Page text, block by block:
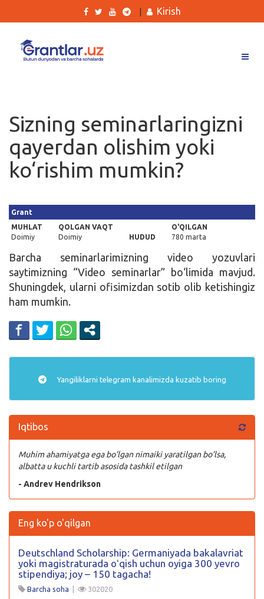
Ishlar
Kurslar
Blog
Qidirish
Kirish
Kirish
Sizning seminarlaringizni
qayerdan olishim yoki
ko‘rishim mumkin?
Grant
MUHLAT
Doimiy
QOLGAN VAQT
Doimiy
HUDUD
O'QILGAN
780 marta
Barcha seminarlarimizning video yozuvlari
saytimizning “Video seminarlar” bo‘limida mavjud.
Shuningdek, ularni ofisimizdan sotib olib ketishingiz
ham mumkin.
Yangiliklarni telegram kanalimizda kuzatib boring
Iqtibos
Muhim ahamiyatga ega bo’lgan nimaiki yaratilgan bo’lsa,
albatta u kuchli tartib asosida tashkil etilgan
- Andrev Hendrikson
Eng ko'p o'qilgan
Deutschland Scholarship: Germaniyada bakalavriat
yoki magistraturada oʻqish uchun oyiga 300 yevro
stipendiya; joy – 150 tagacha!
Barcha soha 302020